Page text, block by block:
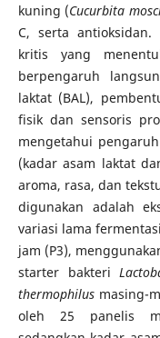
kuning (Cucurbita
C, serta antioksidan.
kritis yang
berpengaruh
laktat (BAL),
fisik dan sensoris
mengetahui
(kadar asam laktat
aroma, rasa, dan
digunakan adalah
variasi lama
jam (P3),
starter bakteri
thermophilusmasing-
oleh 25 panelis